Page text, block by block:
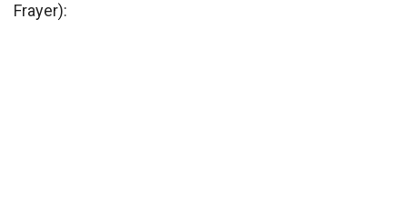
Frayer):